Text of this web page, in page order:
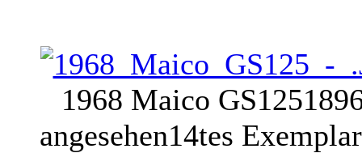
1968 Maico GS125
angesehen14tes